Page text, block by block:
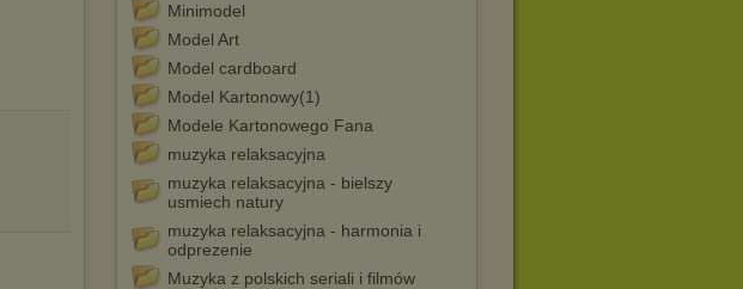
Zaufanych Partnerów
skuteczności działań
Ci reklama nie
a będzie to reklama
internetowej w
plików cookies na
usunąć pliki cookies,
pod adresem
Minimodel
Model Art
Model cardboard
Model Kartonowy(1)
Modele Kartonowego Fana
muzyka relaksacyjna
muzyka relaksacyjna - bielszy
usmiech natury
muzyka relaksacyjna - harmonia i
odprezenie
Muzyka z polskich seriali i filmów